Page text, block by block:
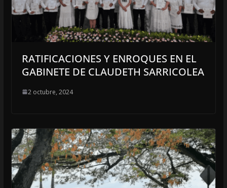
RATIFICACIONES Y ENROQUES EN EL
GABINETE DE CLAUDETH SARRICOLEA
2 octubre, 2024